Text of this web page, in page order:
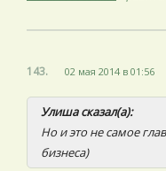
143. 02 мая 2014 в 01:56
Улиша сказал(а):
Но и это не самое
бизнеса)